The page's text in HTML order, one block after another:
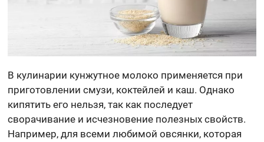
В кулинарии кунжутное молоко применяется при
приготовлении смузи, коктейлей и каш. Однако
кипятить его нельзя, так как последует
сворачивание и исчезновение полезных свойств.
Например, для всеми любимой овсянки, которая